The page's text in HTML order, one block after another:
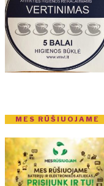
MES RŪŠIUOJAME